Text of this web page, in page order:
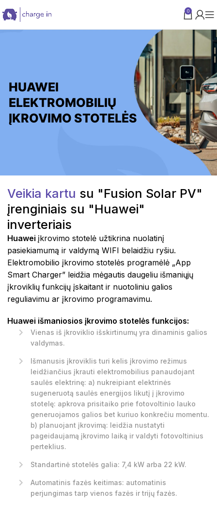
0
HUAWEI
ELEKTROMOBILIŲ
ĮKROVIMO STOTELĖS
Veikia kartu su "Fusion Solar PV"
įrenginiais su "Huawei"
inverteriais
Huawei įkrovimo stotelė užtikrina nuolatinį
pasiekiamumą ir valdymą WIFI belaidžiu ryšiu.
Elektromobilio įkrovimo stotelės programėlė „App
Smart Charger” leidžia mėgautis daugeliu išmaniųjų
įkroviklių funkcijų įskaitant ir nuotoliniu galios
reguliavimu ar įkrovimo programavimu.
Huawei išmaniosios įkrovimo stotelės funkcijos:
Vienas iš įkroviklio išskirtinumų yra dinaminis galios
valdymas.
Išmanusis įkroviklis turi kelis įkrovimo režimus
leidžiančius įkrauti elektromobilius panaudojant
saulės elektrinę: a) nukreipiant elektrinės
sugeneruotą saulės energijos likutį į įkrovimo
stotelę: apkrova prisitaiko prie fotovoltinio lauko
generuojamos galios bet kuriuo konkrečiu momentu.
b) planuojant įkrovimą: leidžia nustatyti
pageidaujamą įkrovimo laiką ir valdyti fotovoltinius
perteklius.
Standartinė stotelės galia: 7,4 kW arba 22 kW.
Automatinis fazės keitimas: automatinis
perjungimas tarp vienos fazės ir trijų fazės.